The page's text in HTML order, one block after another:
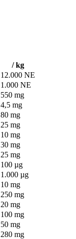
/ kg
12.000 NE
1.000 NE
550 mg
4,5 mg
80 mg
25 mg
10 mg
30 mg
25 mg
100 µg
1.000 µg
10 mg
250 mg
20 mg
100 mg
50 mg
280 mg